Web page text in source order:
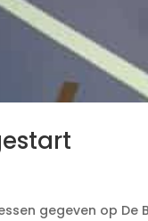
gegeven op